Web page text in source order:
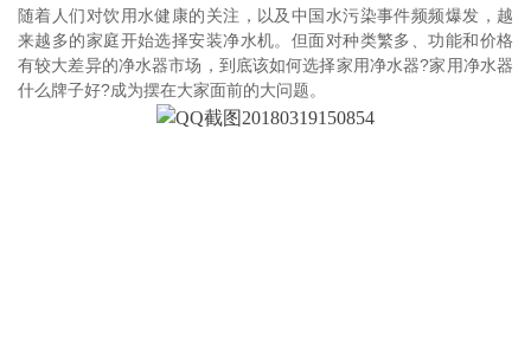
随着人们对饮用水健康的关注，以及中国水污染事件频频爆发，越
来越多的家庭开始选择安装净水机。但面对种类繁多、功能和价格
有较大差异的净水器市场，到底该如何选择家用净水器?家用净水器
什么牌子好?成为摆在大家面前的大问题。